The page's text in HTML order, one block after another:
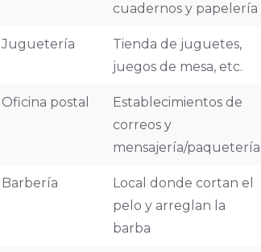
cuadernos y papelería
Juguetería
Tienda de juguetes,
juegos de mesa, etc.
Oficina postal
Establecimientos de
correos y
mensajería/paquetería
Barbería
Local donde cortan el
pelo y arreglan la
barba